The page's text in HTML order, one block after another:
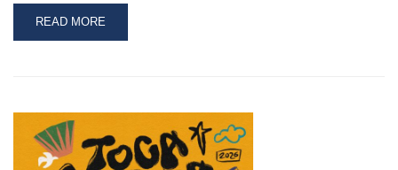
READ
MORE
OS
PREPARATIVOS
PARA
READ MORE